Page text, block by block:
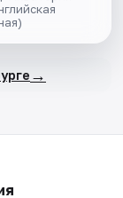
в тёплом
→